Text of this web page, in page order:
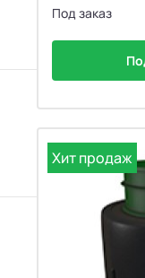
Под заказ
Хит продаж